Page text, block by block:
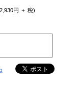
円 ＋ 税)